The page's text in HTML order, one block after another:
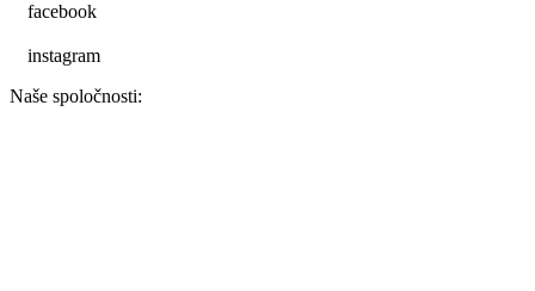
facebook
instagram
Naše spoločnosti: